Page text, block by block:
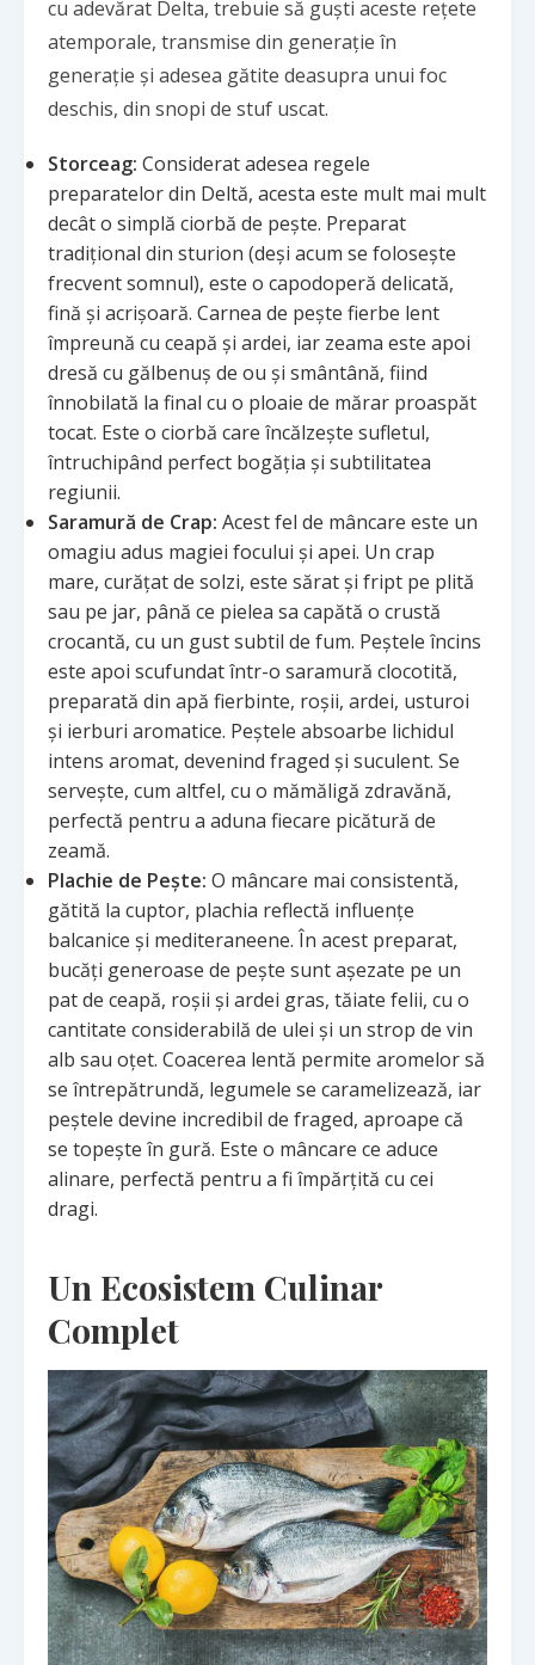
cu adevărat Delta, trebuie să guști aceste rețete
atemporale, transmise din generație în
generație și adesea gătite deasupra unui foc
deschis, din snopi de stuf uscat.
Storceag: Considerat adesea regele
preparatelor din Deltă, acesta este mult mai mult
decât o simplă ciorbă de pește. Preparat
tradițional din sturion (deși acum se folosește
frecvent somnul), este o capodoperă delicată,
fină și acrișoară. Carnea de pește fierbe lent
împreună cu ceapă și ardei, iar zeama este apoi
dresă cu gălbenuș de ou și smântână, fiind
înnobilată la final cu o ploaie de mărar proaspăt
tocat. Este o ciorbă care încălzește sufletul,
întruchipând perfect bogăția și subtilitatea
regiunii.
Saramură de Crap: Acest fel de mâncare este un
omagiu adus magiei focului și apei. Un crap
mare, curățat de solzi, este sărat și fript pe plită
sau pe jar, până ce pielea sa capătă o crustă
crocantă, cu un gust subtil de fum. Peștele încins
este apoi scufundat într-o saramură clocotită,
preparată din apă fierbinte, roșii, ardei, usturoi
și ierburi aromatice. Peștele absoarbe lichidul
intens aromat, devenind fraged și suculent. Se
servește, cum altfel, cu o mămăligă zdravănă,
perfectă pentru a aduna fiecare picătură de
zeamă.
Plachie de Pește: O mâncare mai consistentă,
gătită la cuptor, plachia reflectă influențe
balcanice și mediteraneene. În acest preparat,
bucăți generoase de pește sunt așezate pe un
pat de ceapă, roșii și ardei gras, tăiate felii, cu o
cantitate considerabilă de ulei și un strop de vin
alb sau oțet. Coacerea lentă permite aromelor să
se întrepătrundă, legumele se caramelizează, iar
peștele devine incredibil de fraged, aproape că
se topește în gură. Este o mâncare ce aduce
alinare, perfectă pentru a fi împărțită cu cei
dragi.
Un Ecosistem Culinar
Complet